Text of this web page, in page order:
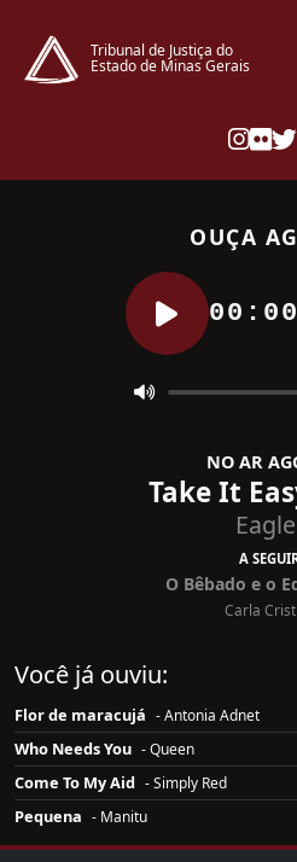
Tribunal de Justiça do
Estado de Minas Gerais
OUÇA
NO AR
Take It
A
O Bêbado e o
Carla
Você já ouviu:
Flor de maracujá - Antonia Adnet
Who Needs You - Queen
Come To My Aid - Simply Red
Pequena - Manitu